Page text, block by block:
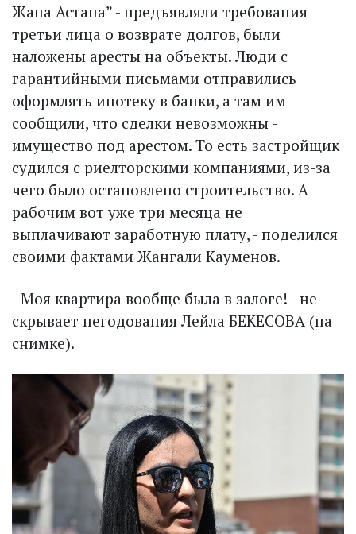
Жана Астана” - предъявляли требования
третьи лица о возврате долгов, были
наложены аресты на объекты. Люди с
гарантийными письмами отправились
оформлять ипотеку в банки, а там им
сообщили, что сделки невозможны -
имущество под арестом. То есть застройщик
судился с риелторскими компаниями, из-за
чего было остановлено строительство. А
рабочим вот уже три месяца не
выплачивают заработную плату, - поделился
своими фактами Жангали Кауменов.
- Моя квартира вообще была в залоге! - не
скрывает негодования Лейла БЕКЕСОВА (на
снимке).